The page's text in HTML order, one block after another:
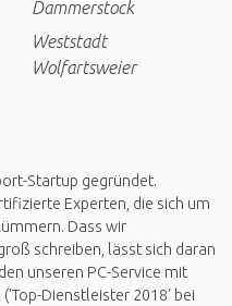
Dammerstock
Weststadt
Wolfartsweier
Startup gegründet.
Experten, die sich um
Dass wir
schreiben, lässt sich daran
unseren PC-Service mit
Dienstleister 2018' bei